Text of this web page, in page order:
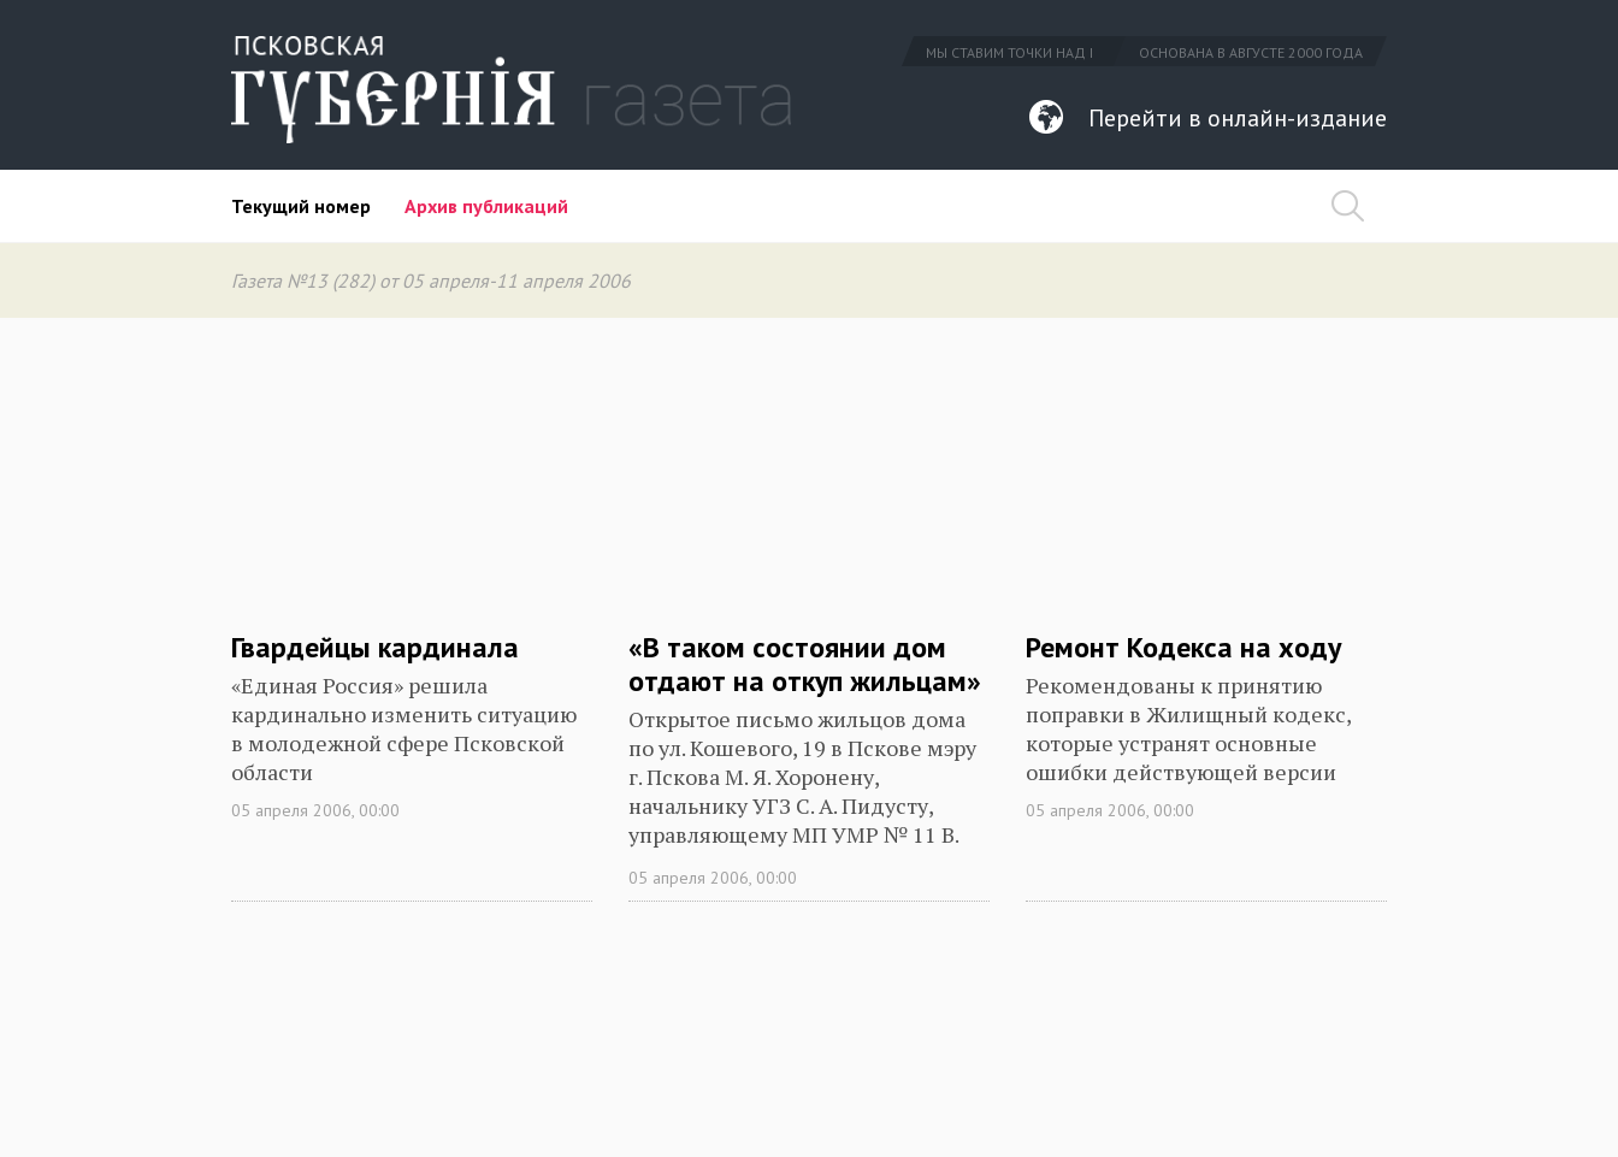
МЫ СТАВИМ ТОЧКИ НАД I ОСНОВАНА В АВГУСТЕ 2000 ГОДА
Перейти в онлайн-издание
Текущий номер Архив публикаций
Газета №13 (282) от 05 апреля-11 апреля 2006
Гвардейцы кардинала
«Единая Россия» решила
кардинально изменить ситуацию
в молодежной сфере Псковской
области
05 апреля 2006, 00:00
«В таком состоянии дом
отдают на откуп жильцам»
Открытое письмо жильцов дома
по ул. Кошевого, 19 в Пскове мэру
г. Пскова М. Я. Хоронену,
начальнику УГЗ С. А. Пидусту,
управляющему МП УМР № 11 В.
05 апреля 2006, 00:00
Ремонт Кодекса на ходу
Рекомендованы к принятию
поправки в Жилищный кодекс,
которые устранят основные
ошибки действующей версии
05 апреля 2006, 00:00